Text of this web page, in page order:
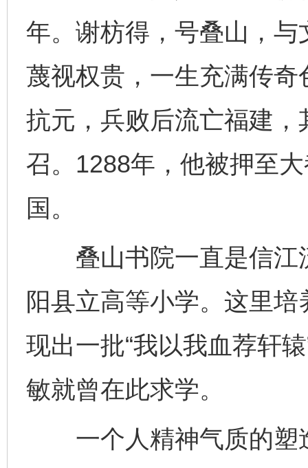
年。谢枋得，号叠山，
蔑视权贵，一生充满传
抗元，兵败后流亡福建
召。1288年，他被押至
国。
叠山书院一直是信江
阳县立高等小学。这里
现出一批“我以我血荐轩
敏就曾在此求学。
一个人精神气质的塑